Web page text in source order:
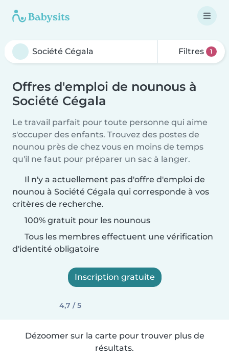
Filtres 1
Offres d'emploi de nounous à
Société Cégala
Le travail parfait pour toute personne qui aime
s'occuper des enfants. Trouvez des postes de
nounou près de chez vous en moins de temps
qu'il ne faut pour préparer un sac à langer.
Il n'y a actuellement pas d'offre d'emploi de
nounou à Société Cégala qui corresponde à vos
critères de recherche.
100% gratuit pour les nounous
Tous les membres effectuent une vérification
d'identité obligatoire
Inscription gratuite
4,7 / 5
Dézoomer sur la carte pour trouver plus de
résultats.